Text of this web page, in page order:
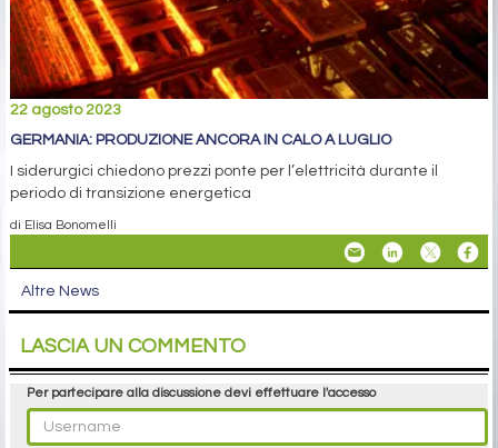
22 agosto 2023
GERMANIA: PRODUZIONE ANCORA IN CALO A LUGLIO
I siderurgici chiedono prezzi ponte per l’elettricità durante il
periodo di transizione energetica
di Elisa Bonomelli
Altre News
LASCIA UN COMMENTO
Per partecipare alla discussione devi effettuare l'accesso